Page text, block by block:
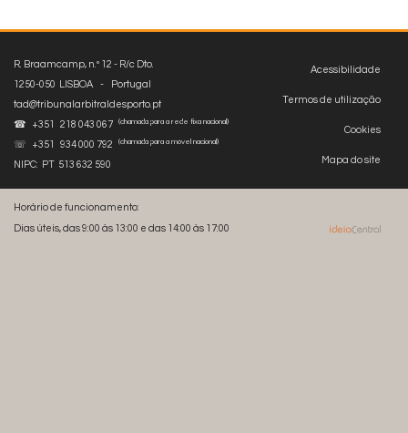
Acessibilidade
Termos de utilização
Cookies
Mapa do site
R. Braamcamp, n.º 12 - R/c Dto.
1250-050 LISBOA - Portugal
tad@tribunalarbitraldesporto.pt
☎ +351 218 043 067
(chamada para a rede fixa nacional)
☏ +351 934 000 792 (chamada para a móvel nacional)
NIPC: PT 513 632 590
Horário de funcionamento:
Dias úteis, das 9:00 às 13:00 e das 14:00 às 17:00